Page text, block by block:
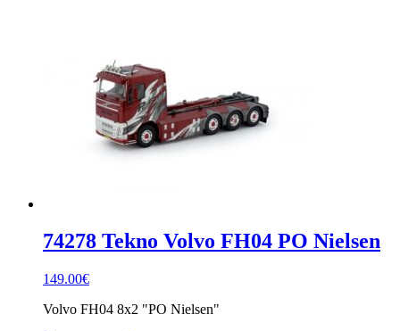
74278 Tekno Volvo FH04 PO Nielsen
149.00€
Volvo FH04 8x2 "PO Nielsen"